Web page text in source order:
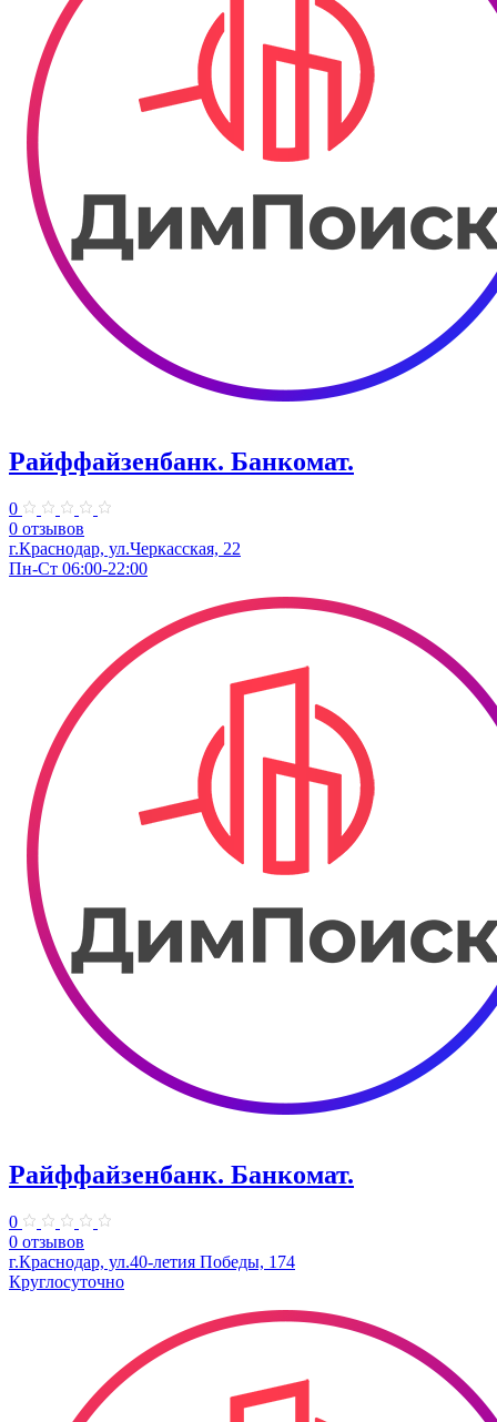
Райффайзенбанк. Банкомат.
0
0 отзывов
г.Краснодар, ул.Черкасская, 22
Пн-Ст 06:00-22:00
Райффайзенбанк. Банкомат.
0
0 отзывов
г.Краснодар, ул.40-летия Победы, 174
Круглосуточно